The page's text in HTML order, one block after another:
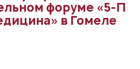
форуме «5-П
в Гомеле